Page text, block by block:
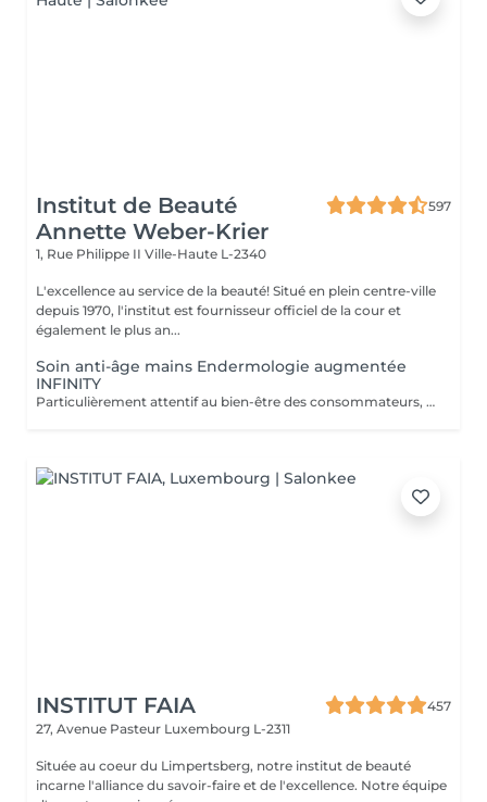
Institut de Beauté
Annette Weber-Krier
597
1, Rue Philippe II Ville-Haute L-2340
L'excellence au service de la beauté! Situé en plein centre-ville
depuis 1970, l'institut est fournisseur officiel de la cour et
également le plus an...
Soin anti-âge mains Endermologie augmentée
INFINITY
Particulièrement attentif au bien-être des consommateurs, ce nouveau protocole exclusif LPG® est l'alliance de la technicité, qui s'appuie sur la technologie brevetée de l'appareil CelluM6 Alliance® et de la sensorialité pour une efficacité immédiate et durable sur le corps. Et ce, grâce à une succession de manoeuvres réalisées à la fois par la tête de traitement Alliance®, la pose d'un masque et par les mains du praticien
INSTITUT FAIA
457
27, Avenue Pasteur Luxembourg L-2311
Située au coeur du Limpertsberg, notre institut de beauté
incarne l'alliance du savoir-faire et de l'excellence. Notre équipe